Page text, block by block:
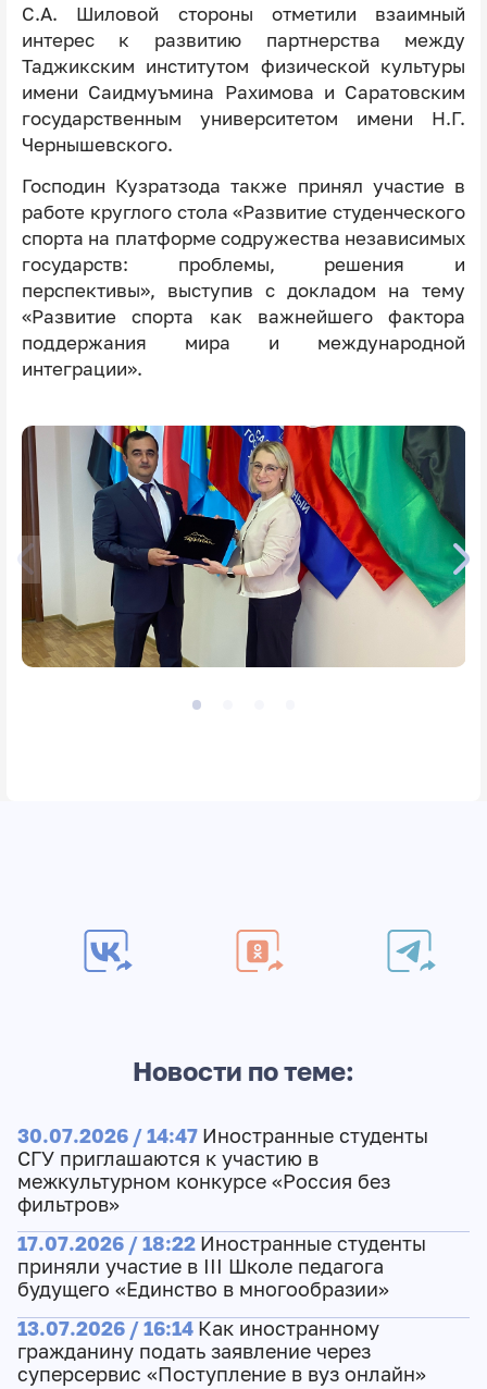
С.А. Шиловой стороны отметили взаимный
интерес к развитию партнерства между
Таджикским институтом физической культуры
имени Саидмуъмина Рахимова и Саратовским
государственным университетом имени Н.Г.
Чернышевского.
Господин Кузратзода также принял участие в
работе круглого стола «Развитие студенческого
спорта на платформе содружества независимых
государств: проблемы, решения и
перспективы», выступив с докладом на тему
«Развитие спорта как важнейшего фактора
поддержания мира и международной
интеграции».
Новости по теме:
30.07.2026 / 14:47 Иностранные студенты
СГУ приглашаются к участию в
межкультурном конкурсе «Россия без
фильтров»
17.07.2026 / 18:22 Иностранные студенты
приняли участие в III Школе педагога
будущего «Единство в многообразии»
13.07.2026 / 16:14 Как иностранному
гражданину подать заявление через
суперсервис «Поступление в вуз онлайн»